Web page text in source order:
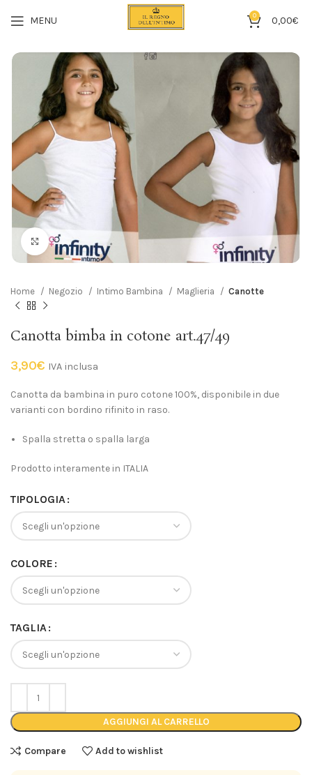
MENU 0 0,00€
Click to enlarge
Home Negozio Intimo Bambina Maglieria Canotte
Canotta bimba in cotone art.47/49
3,90€ IVA inclusa
Canotta da bambina in puro cotone 100%, disponibile in due
varianti con bordino rifinito in raso.
Spalla stretta o spalla larga
Prodotto interamente in ITALIA
TIPOLOGIA
COLORE
TAGLIA
AGGIUNGI AL CARRELLO
Compare Add to wishlist